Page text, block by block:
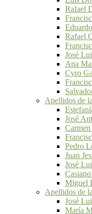
Rafael
Rafael
José
Ana
Cyro
Apellidos de
José
Pedro
Juan
José
Miguel
Apellidos de
José
María